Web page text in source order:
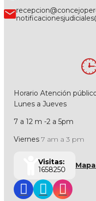
Horario Atención
Lunes a Jueves
7 a 12 m -2 a 5pm
Viernes 7 am a 3 pm
Visitas:
1658250